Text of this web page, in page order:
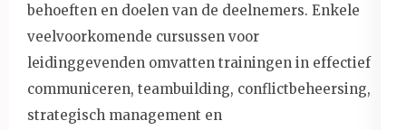
behoeften en doelen van de deelnemers. Enkele
veelvoorkomende cursussen voor
leidinggevenden omvatten trainingen in effectief
communiceren, teambuilding, conflictbeheersing,
strategisch management en